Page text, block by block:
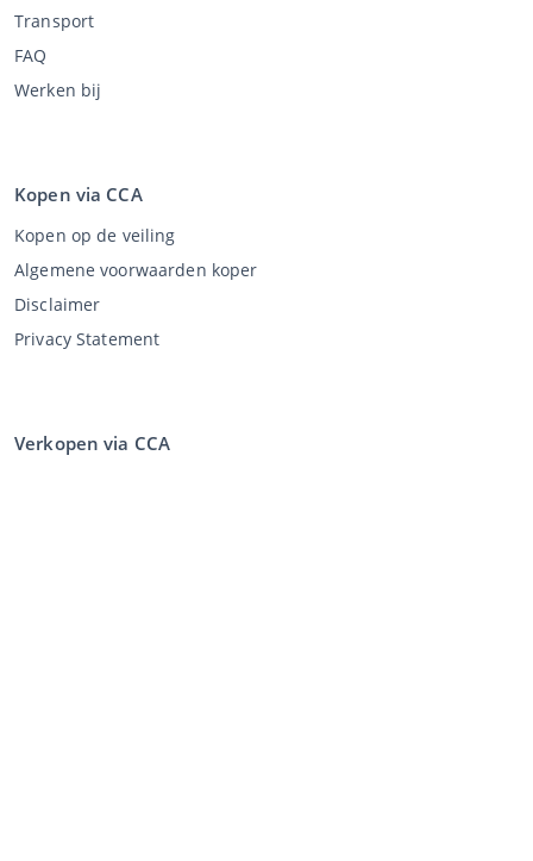
Transport
FAQ
Werken bij
Kopen via CCA
Kopen op de veiling
Algemene voorwaarden koper
Disclaimer
Privacy Statement
Verkopen via CCA